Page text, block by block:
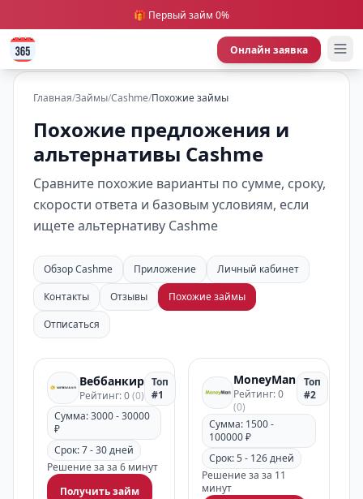
🎁 Первый займ 0%
Онлайн заявка
Главная/Займы/Cashme/Похожие займы
Похожие предложения и
альтернативы Cashme
Сравните похожие варианты по сумме, сроку,
скорости ответа и базовым условиям, если
ищете альтернативу Cashme
Обзор Cashme Приложение
Личный кабинет
Контакты
Отзывы
Похожие займы
Отписаться
Веббанкир
Рейтинг: 0(0)
Топ
#1
Сумма: 3000 - 30000
₽
Срок: 7 - 30 дней
Решение за за 6 минут
Получить займ
MoneyMan
Рейтинг: 0
(0)
Топ
#2
Сумма: 1500 -
100000 ₽
Срок: 5 - 126 дней
Решение за за 11
минут